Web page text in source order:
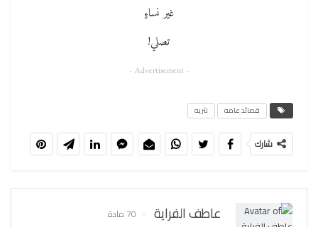
غير نساءٍ
تصلي!
- Advertisement -
قصائد عامه نثريه
شارك
عاطف الفراية 70 مادة